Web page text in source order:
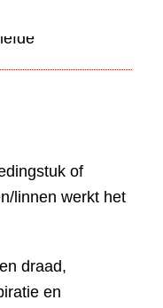
of
linnen werkt het
draad,
en